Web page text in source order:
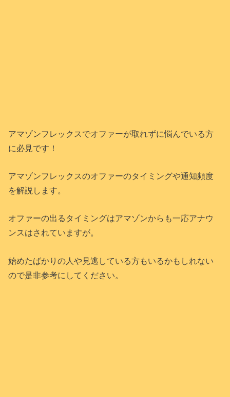
アマゾンフレックスでオファーが取れずに悩んでいる方
に必見です！
アマゾンフレックスのオファーのタイミングや通知頻度
を解説します。
オファーの出るタイミングはアマゾンからも一応アナウ
ンスはされていますが。
始めたばかりの人や見逃している方もいるかもしれない
ので是非参考にしてください。